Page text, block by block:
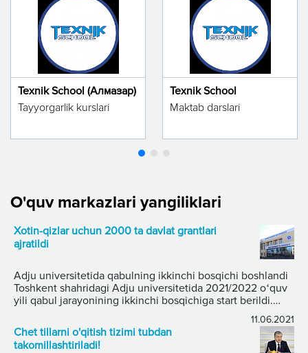
Texnik School (Алмазар)
Tayyorgarlik kurslari
Texnik School
Maktab darslari
O'quv markazlari yangiliklari
Xotin-qizlar uchun 2000 ta davlat grantlari
ajratildi
Adju universitetida qabulning ikkinchi bosqichi boshlandi
Toshkent shahridagi Adju universitetida 2021/2022 oʻquv
yili qabul jarayonining ikkinchi bosqichiga start berildi.
Abituriyentlar quyidagi uchta taʼlim yoʻnalishiga hujjat
topshirishlari mumkin.
11.06.2021
Chet tillarni o'qitish tizimi tubdan
takomillashtiriladi!